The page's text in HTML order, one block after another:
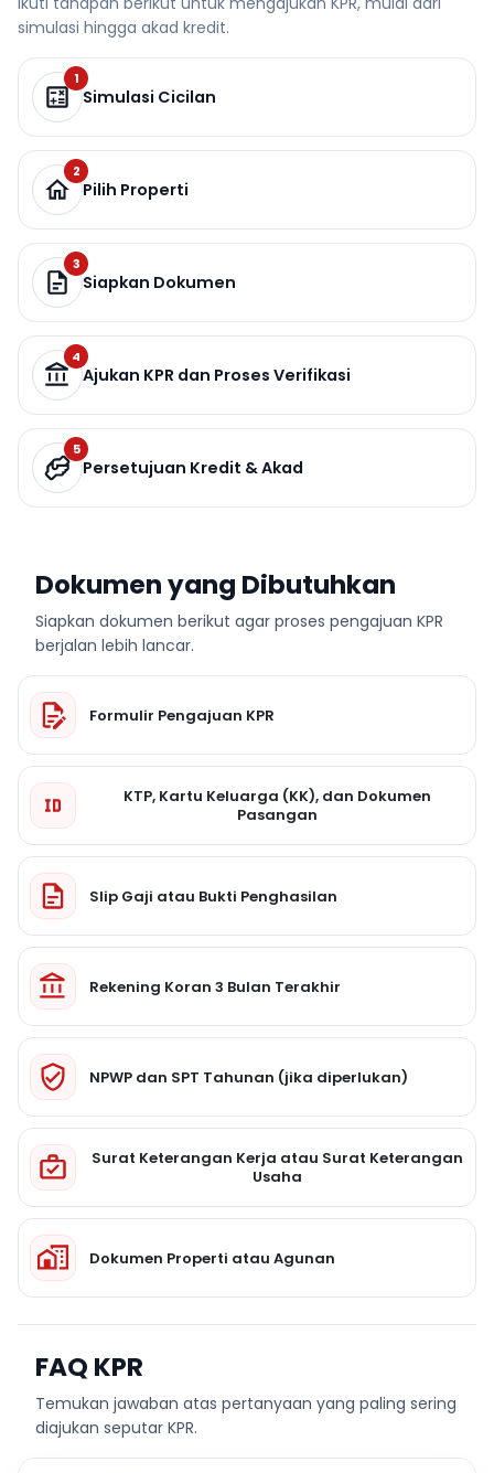
simulasi hingga akad kredit.
1
Simulasi Cicilan
2
Pilih Properti
3
Siapkan Dokumen
4
Ajukan KPR dan Proses Verifikasi
5
Persetujuan Kredit & Akad
Dokumen yang Dibutuhkan
Siapkan dokumen berikut agar proses pengajuan KPR
berjalan lebih lancar.
Formulir Pengajuan KPR
KTP, Kartu Keluarga (KK), dan Dokumen
Pasangan
Slip Gaji atau Bukti Penghasilan
Rekening Koran 3 Bulan Terakhir
NPWP dan SPT Tahunan (jika diperlukan)
Surat Keterangan Kerja atau Surat Keterangan
Usaha
Dokumen Properti atau Agunan
FAQ KPR
Temukan jawaban atas pertanyaan yang paling sering
diajukan seputar KPR.